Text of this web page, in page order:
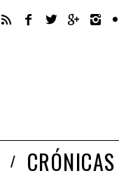
CRÓNICAS